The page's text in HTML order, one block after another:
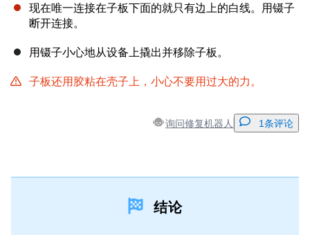
现在唯一连接在子板下面的就只有边上的白线。用镊子
断开连接。
用镊子小心地从设备上撬出并移除子板。
子板还用胶粘在壳子上，小心不要用过大的力。
询问修复机器人 1条评论
结论